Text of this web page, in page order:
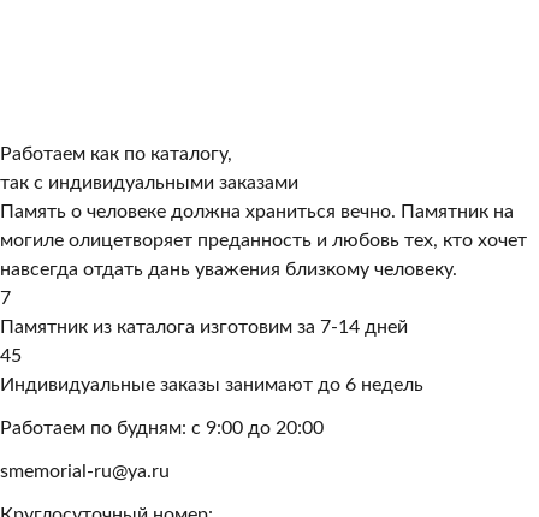
Работаем как по каталогу,
так с индивидуальными заказами
Память о человеке должна храниться вечно. Памятник на
могиле олицетворяет преданность и любовь тех, кто хочет
навсегда отдать дань уважения близкому человеку.
7
Памятник из каталога изготовим за 7-14 дней
45
Индивидуальные заказы занимают до 6 недель
Работаем по будням: с 9:00 до 20:00
smemorial-ru@ya.ru